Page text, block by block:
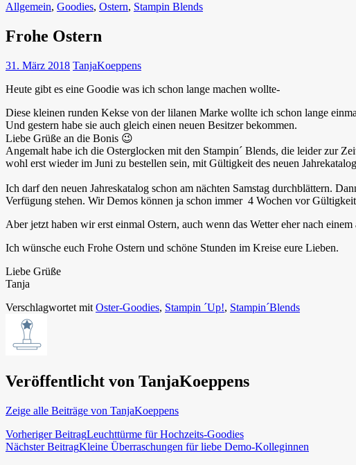
Allgemein, Goodies, Ostern, Stampin Blends
Frohe Ostern
31. März 2018 TanjaKoeppens
Heute gibt es eine Goodie was ich schon lange machen wollte-
Diese kleinen runden Kekse von der lilanen Marke wollte ich schon lange
Und gestern habe sie auch gleich einen neuen Besitzer bekommen.
Liebe Grüße an die Bonis 😉
Angemalt habe ich die Osterglocken mit den Stampin´ Blends, die leider zur
wohl erst wieder im Juni zu bestellen sein, mit Gültigkeit des neuen
Ich darf den neuen Jahreskatalog schon am nächten Samstag durchblättern.
Verfügung stehen. Wir Demos können ja schon immer 4 Wochen vor
Aber jetzt haben wir erst einmal Ostern, auch wenn das Wetter eher nach
Ich wünsche euch Frohe Ostern und schöne Stunden im Kreise eure Lieben.
Liebe Grüße
Tanja
Verschlagwortet mit Oster-Goodies, Stampin ´Up!, Stampin´Blends
Veröffentlicht von TanjaKoeppens
Zeige alle Beiträge von TanjaKoeppens
Beitragsnavigation
Vorheriger BeitragLeuchttürme für Hochzeits-Goodies
Nächster BeitragKleine Überraschungen für liebe Demo-Kolleginnen